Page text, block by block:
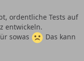
ordentliche Tests auf
entwickeln.
sowas
Das kann